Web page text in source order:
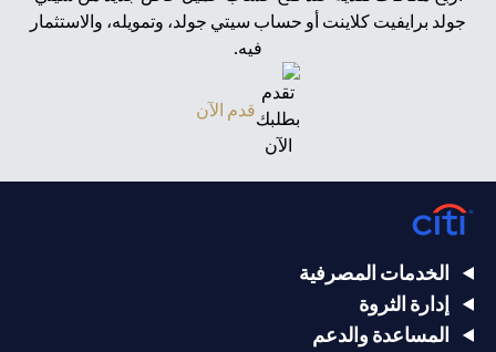
جولد برايفيت كلاينت أو حساب سيتي جولد، وتمويله، والاستثمار
فيه.
قدم الآن
الخدمات المصرفية
إدارة الثروة
المساعدة والدعم